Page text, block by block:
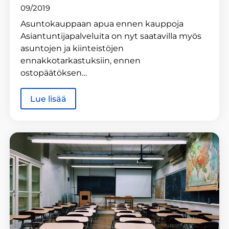
09/2019
Asuntokauppaan apua ennen kauppoja
Asiantuntijapalveluita on nyt saatavilla myös
asuntojen ja kiinteistöjen
ennakkotarkastuksiin, ennen
ostopäätöksen…
Lue lisää